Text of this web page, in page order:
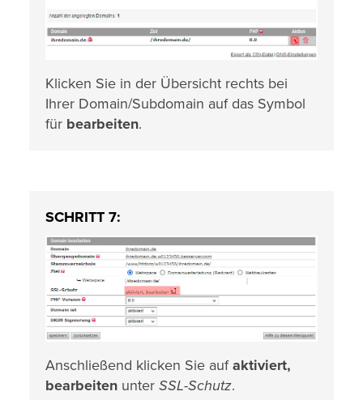
Klicken Sie in der Übersicht rechts bei
Ihrer Domain/Subdomain auf das Symbol
für bearbeiten.
SCHRITT 7:
Anschließend klicken Sie aufaktiviert,
bearbeiten unter SSL-Schutz.